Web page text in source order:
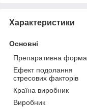
Характеристики
Основні
Препаративна форма
Ефект подолання
стресових факторів
Країна виробник
Виробник